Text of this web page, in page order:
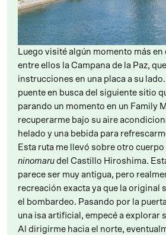
Luego visité algún momento más
entre ellos la Campana de la Paz,
instrucciones en una placa a su
puente en busca del siguiente sitio
parando un momento en un Family
recuperarme bajo su aire
helado y una bebida para
Esta ruta me llevó sobre otro cuerpo
ninomaru del Castillo Hiroshima.
parece ser muy antigua, pero
recreación exacta ya que la original
el bombardeo. Pasando por la
una isa artificial, empecé a explorar
Al dirigirme hacia el norte,